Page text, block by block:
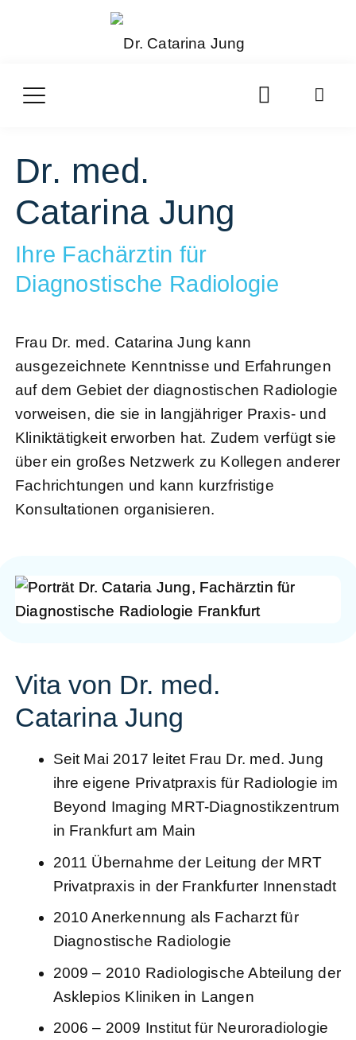
Dr. med.
Catarina Jung
Ihre Fachärztin für
Diagnostische Radiologie
Frau Dr. med. Catarina Jung kann
ausgezeichnete Kenntnisse und Erfahrungen
auf dem Gebiet der diagnostischen Radiologie
vorweisen, die sie in langjähriger Praxis- und
Kliniktätigkeit erworben hat. Zudem verfügt sie
über ein großes Netzwerk zu Kollegen anderer
Fachrichtungen und kann kurzfristige
Konsultationen organisieren.
Vita von Dr. med.
Catarina Jung
Seit Mai 2017 leitet Frau Dr. med. Jung
ihre eigene Privatpraxis für Radiologie im
Beyond Imaging MRT-Diagnostikzentrum
in Frankfurt am Main
2011 Übernahme der Leitung der MRT
Privatpraxis in der Frankfurter Innenstadt
2010 Anerkennung als Facharzt für
Diagnostische Radiologie
2009 – 2010 Radiologische Abteilung der
Asklepios Kliniken in Langen
2006 – 2009 Institut für Neuroradiologie